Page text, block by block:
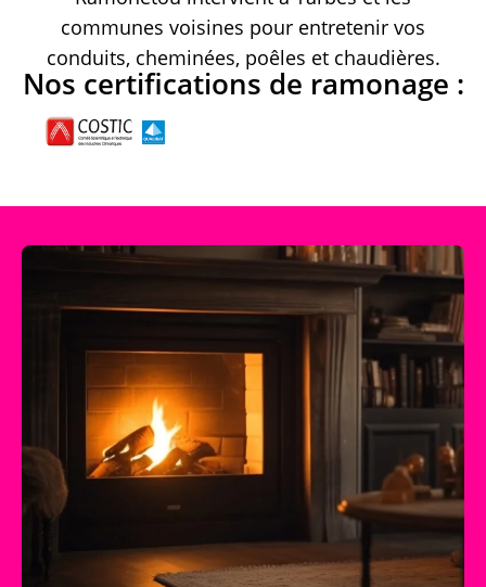
communes voisines pour entretenir vos
conduits, cheminées, poêles et chaudières.
Nos certifications de ramonage :